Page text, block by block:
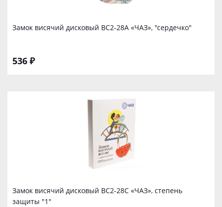
Замок висячий дисковый ВС2-28А «ЧАЗ», "сердечко"
536 ₽
Замок висячий дисковый ВС2-28С «ЧАЗ», степень
защиты "1"